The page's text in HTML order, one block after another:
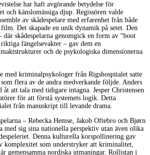
har haft avgörande betydelse för
och känslomässiga djup. Regissören valde
av skådespelare med erfarenhet från både
Det skapade en unik dynamik på setet. Den
där skådespelarna genomgick en form av “boot
fängelsevakter – gav dem en
och de psykologiska dimensionerna
med kriminalpsykologer från Rigshospitalet satte
flera av de andra medverkande följde. Anders
åt att tala med tidigare intagna. Jesper Christensen
för att förstå systemets logik. Detta
från manuskript till levande drama.
– Rebecka Hemse, Jakob Oftebro och Bjørn
med sig sina nationella perspektiv utan även olika
Denna kulturella korspollinering gav
komplexitet som understryker att kriminalitet,
gemensamma nordiska utmaningar. Rollistan i